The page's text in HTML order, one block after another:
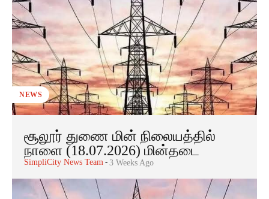
NEWS
சூலூர் துணை மின் நிலையத்தில்
நாளை (18.07.2026) மின்தடை
SimpliCity News Team - 3 Weeks Ago